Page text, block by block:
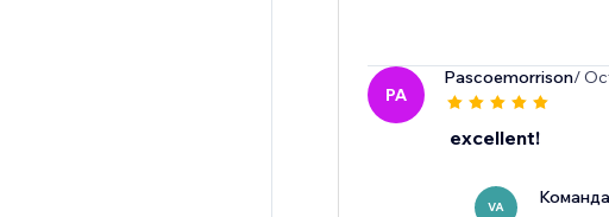
PA
Pascoemorrison/
excellent!
VA